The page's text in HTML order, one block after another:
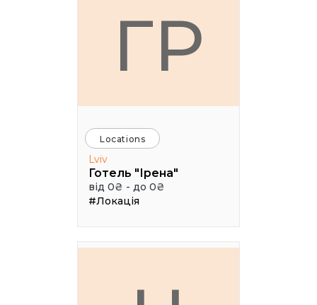
ГР
Locations
Lviv
Готель "Ірена"
від 0₴ - до 0₴
#Локація